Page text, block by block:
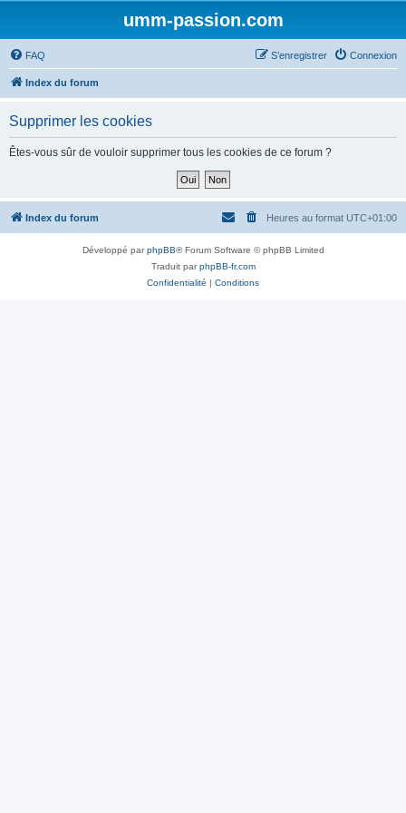
umm-passion.com
FAQ Connexion
S’enregistrer
Index du forum
Supprimer les cookies
Êtes-vous sûr de vouloir supprimer tous les cookies de ce forum ?
Index du forum Heures au format UTC+01:00
Développé parphpBB® Forum Software © phpBB Limited
Traduit parphpBB-fr.com
Confidentialité | Conditions